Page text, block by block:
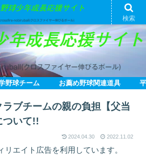
野球チーム お薦め野球関連道具
ブチームの親の負担【父当
ついて!!
2024.04.30 2022.11.02
エイト広告を利用しています。
検索